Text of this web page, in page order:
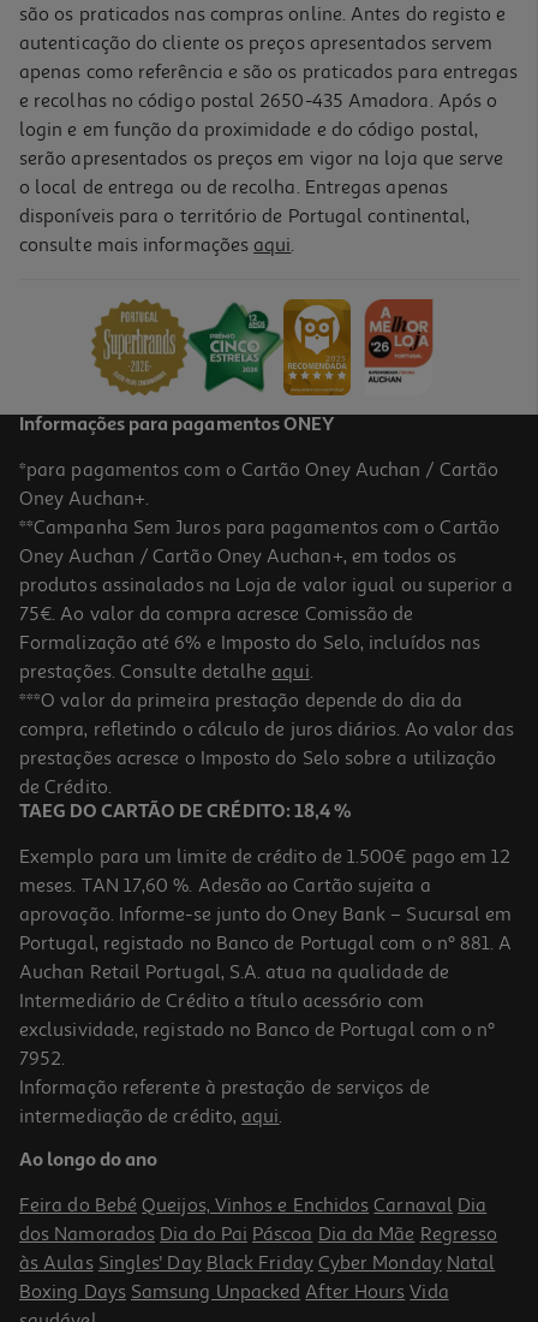
Comida Húmida Cão Schesir Bio Lata Vaca 400g
Comida Húmida Cão Schesir Frango/borrego 85g
26.94 €/Kg
2,29 €
Comida Húmida Cão Schesir Frango/carne 4x85g
26.44 €/Kg
8,99 €
são os praticados nas compras online. Antes do registo e
autenticação do cliente os preços apresentados servem
apenas como referência e são os praticados para entregas
e recolhas no código postal 2650-435 Amadora. Após o
login e em função da proximidade e do código postal,
serão apresentados os preços em vigor na loja que serve
o local de entrega ou de recolha. Entregas apenas
disponíveis para o território de Portugal continental,
consulte mais informações aqui.
Informações para pagamentos ONEY
*para pagamentos com o Cartão Oney Auchan / Cartão
Oney Auchan+.
**Campanha Sem Juros para pagamentos com o Cartão
Oney Auchan / Cartão Oney Auchan+, em todos os
produtos assinalados na Loja de valor igual ou superior a
75€. Ao valor da compra acresce Comissão de
Formalização até 6% e Imposto do Selo, incluídos nas
prestações. Consulte detalhe aqui.
***O valor da primeira prestação depende do dia da
compra, refletindo o cálculo de juros diários. Ao valor das
prestações acresce o Imposto do Selo sobre a utilização
de Crédito.
TAEG DO CARTÃO DE CRÉDITO: 18,4 %
Exemplo para um limite de crédito de 1.500€ pago em 12
meses. TAN 17,60 %. Adesão ao Cartão sujeita a
aprovação. Informe-se junto do Oney Bank – Sucursal em
Portugal, registado no Banco de Portugal com o nº 881. A
Auchan Retail Portugal, S.A. atua na qualidade de
Intermediário de Crédito a título acessório com
exclusividade, registado no Banco de Portugal com o nº
7952.
Informação referente à prestação de serviços de
intermediação de crédito, aqui.
Ao longo do ano
Feira do Bebé Queijos, Vinhos e Enchidos Carnaval Dia
dos Namorados Dia do Pai Páscoa Dia da Mãe Regresso
às Aulas Singles' Day Black Friday Cyber Monday Natal
Boxing Days Samsung Unpacked After Hours Vida